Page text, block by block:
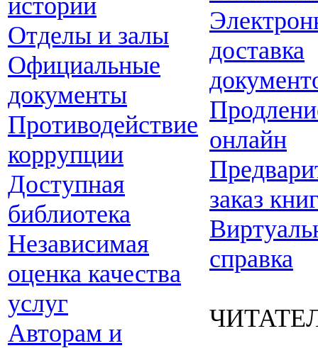
истории
Отделы и залы
Официальные
документы
Противодействие
коррупции
Доступная
библиотека
Независимая
оценка качества
услуг
Авторам и
доставка
онлайн
заказ
справка